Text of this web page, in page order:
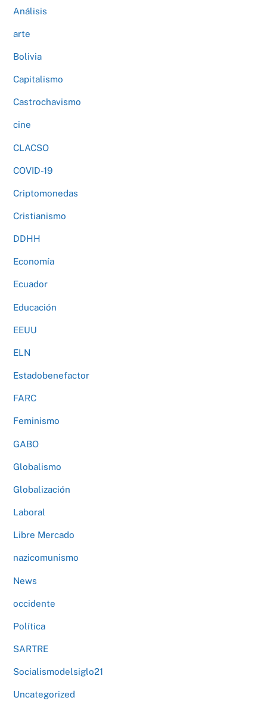
Análisis
arte
Bolivia
Capitalismo
Castrochavismo
cine
CLACSO
COVID-19
Criptomonedas
Cristianismo
DDHH
Economía
Ecuador
Educación
EEUU
ELN
Estadobenefactor
FARC
Feminismo
GABO
Globalismo
Globalización
Laboral
Libre Mercado
nazicomunismo
News
occidente
Política
SARTRE
Socialismodelsiglo21
Uncategorized